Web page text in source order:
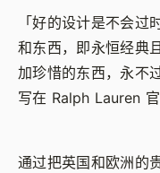
「好的设计是不会
和东西，即永恒经典
加珍惜的东西，永不
写在 Ralph Lauren 官
通过把英国和欧洲的